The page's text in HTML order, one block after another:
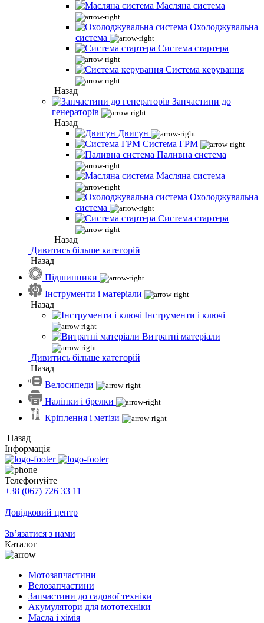
Масляна система
Охолоджувальна
система
Система стартера
Система керування
Назад
Запчастини до
генераторів
Назад
Двигун
Система ГРМ
Паливна система
Масляна система
Охолоджувальна
система
Система стартера
Назад
Дивитись більше категорій
Назад
Підшипники
Інструменти і матеріали
Назад
Інструменти і ключі
Витратні матеріали
Дивитись більше категорій
Назад
Велосипеди
Наліпки і брелки
Кріплення і метізи
Назад
Інформація
Телефонуйте
+38 (067) 726 33 11
Довідковий центр
Зв’язатися з нами
Каталог
Мотозапчастини
Велозапчастини
Запчастини до садової техніки
Акумулятори для мототехніки
Масла і хімія